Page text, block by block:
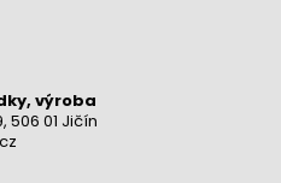
výroba
01 Jičín